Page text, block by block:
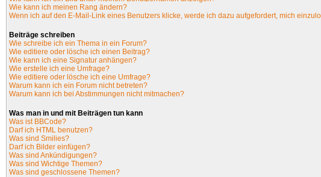
Wie kann ich meinen Rang ändern?
Wenn ich auf den E-Mail-Link eines Benutzers klicke, werde ich dazu aufgefordert, mich
Beiträge schreiben
Wie schreibe ich ein Thema in ein Forum?
Wie editiere oder lösche ich einen Beitrag?
Wie kann ich eine Signatur anhängen?
Wie erstelle ich eine Umfrage?
Wie editiere oder lösche ich eine Umfrage?
Warum kann ich ein Forum nicht betreten?
Warum kann ich bei Abstimmungen nicht mitmachen?
Was man in und mit Beiträgen tun kann
Was ist BBCode?
Darf ich HTML benutzen?
Was sind Smilies?
Darf ich Bilder einfügen?
Was sind Ankündigungen?
Was sind Wichtige Themen?
Was sind geschlossene Themen?